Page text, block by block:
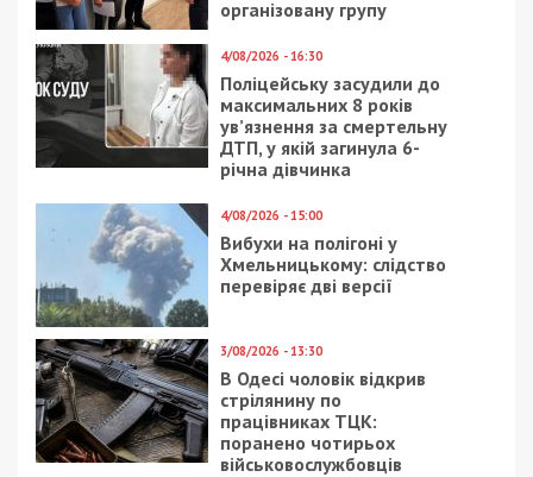
організовану групу
4/08/2026 - 16:30
Поліцейську засудили до
максимальних 8 років
ув’язнення за смертельну
ДТП, у якій загинула 6-
річна дівчинка
4/08/2026 - 15:00
Вибухи на полігоні у
Хмельницькому: слідство
перевіряє дві версії
3/08/2026 - 13:30
В Одесі чоловік відкрив
стрілянину по
працівниках ТЦК:
поранено чотирьох
військовослужбовців